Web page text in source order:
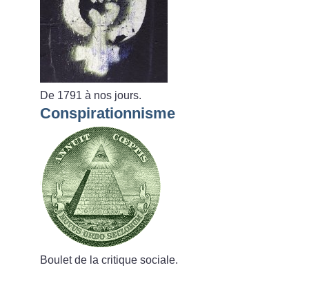
De 1791 à nos jours.
Conspirationnisme
Boulet de la critique sociale.